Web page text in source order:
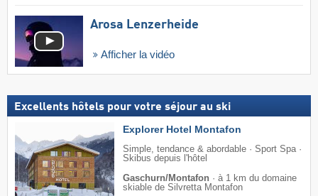
Arosa Lenzerheide
Afficher la vidéo
Excellents hôtels pour votre séjour au ski
Explorer Hotel Montafon
Simple, tendance & abordable · Sport Spa ·
Skibus depuis l'hôtel
Gaschurn/Montafon · à 1 km du domaine
skiable de Silvretta Montafon